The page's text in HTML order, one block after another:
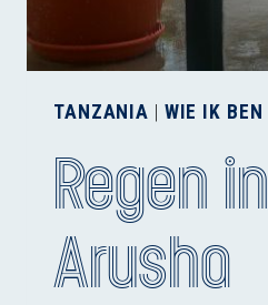
TANZANIA WIE IK BEN
Regen in
Arusha